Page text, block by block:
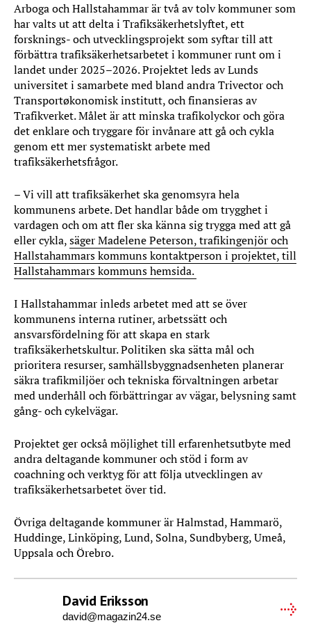
Arboga och Hallstahammar är två av tolv kommuner som
har valts ut att delta i Trafiksäkerhetslyftet, ett
forsknings- och utvecklingsprojekt som syftar till att
förbättra trafiksäkerhetsarbetet i kommuner runt om i
landet under 2025–2026. Projektet leds av Lunds
universitet i samarbete med bland andra Trivector och
Transportøkonomisk institutt, och finansieras av
Trafikverket. Målet är att minska trafikolyckor och göra
det enklare och tryggare för invånare att gå och cykla
genom ett mer systematiskt arbete med
trafiksäkerhetsfrågor.
– Vi vill att trafiksäkerhet ska genomsyra hela
kommunens arbete. Det handlar både om trygghet i
vardagen och om att fler ska känna sig trygga med att gå
eller cykla,säger Madelene Peterson, trafikingenjör och
Hallstahammars kommuns kontaktperson i projektet, till
Hallstahammars kommuns hemsida.
I Hallstahammar inleds arbetet med att se över
kommunens interna rutiner, arbetssätt och
ansvarsfördelning för att skapa en stark
trafiksäkerhetskultur. Politiken ska sätta mål och
prioritera resurser, samhällsbyggnadsenheten planerar
säkra trafikmiljöer och tekniska förvaltningen arbetar
med underhåll och förbättringar av vägar, belysning samt
gång- och cykelvägar.
Projektet ger också möjlighet till erfarenhetsutbyte med
andra deltagande kommuner och stöd i form av
coachning och verktyg för att följa utvecklingen av
trafiksäkerhetsarbetet över tid.
Övriga deltagande kommuner är Halmstad, Hammarö,
Huddinge, Linköping, Lund, Solna, Sundbyberg, Umeå,
Uppsala och Örebro.
David Eriksson
david@magazin24.se